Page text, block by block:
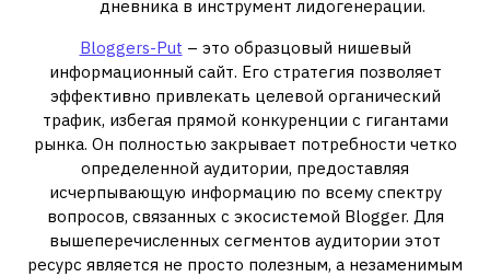
дневника в инструмент лидогенерации.
Bloggers-Put – это образцовый нишевый
информационный сайт. Его стратегия позволяет
эффективно привлекать целевой органический
трафик, избегая прямой конкуренции с гигантами
рынка. Он полностью закрывает потребности четко
определенной аудитории, предоставляя
исчерпывающую информацию по всему спектру
вопросов, связанных с экосистемой Blogger. Для
вышеперечисленных сегментов аудитории этот
ресурс является не просто полезным, а незаменимым